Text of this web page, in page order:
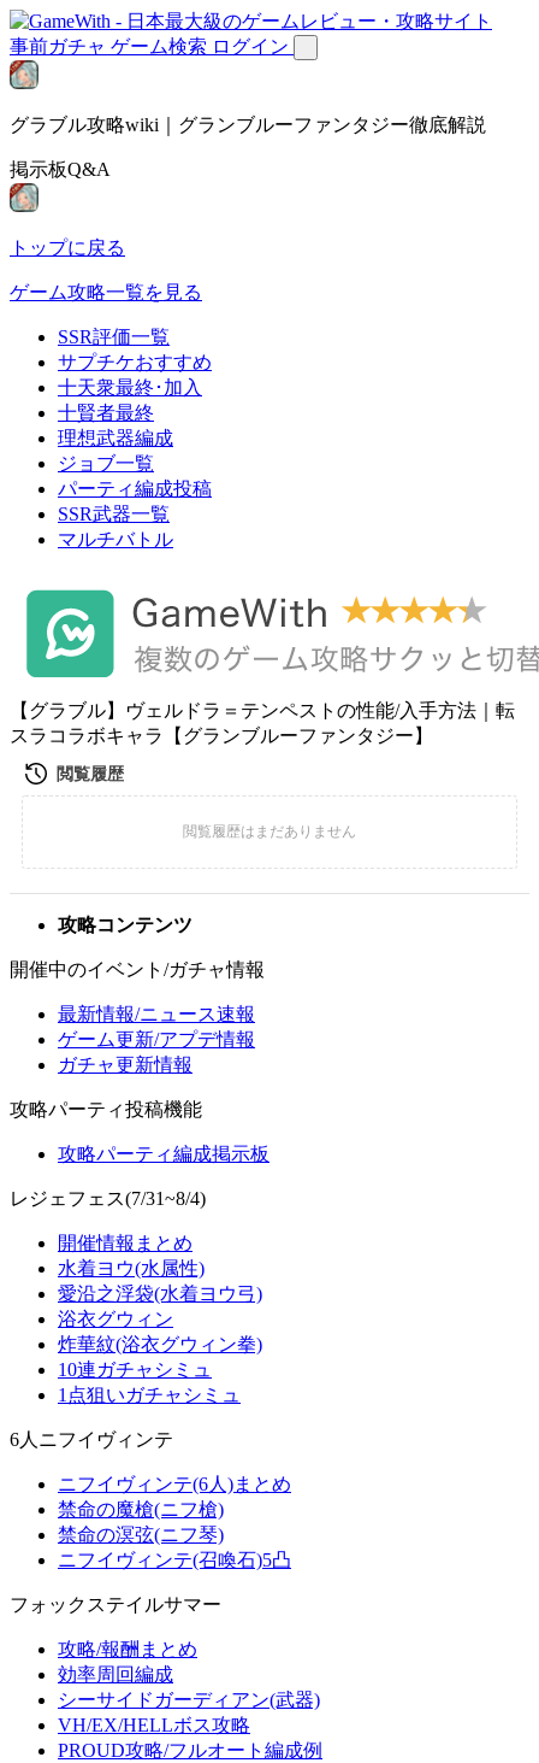
事前ガチャ ゲーム検索 ログイン
グラブル攻略wiki｜グランブルーファンタジー徹底解説
掲示板Q&A
トップに戻る
ゲーム攻略一覧を見る
SSR評価一覧
サプチケおすすめ
十天衆最終･加入
十賢者最終
理想武器編成
ジョブ一覧
パーティ編成投稿
SSR武器一覧
マルチバトル
【グラブル】ヴェルドラ＝テンペストの性能/入手方法｜転
スラコラボキャラ【グランブルーファンタジー】
攻略コンテンツ
開催中のイベント/ガチャ情報
最新情報/ニュース速報
ゲーム更新/アプデ情報
ガチャ更新情報
攻略パーティ投稿機能
攻略パーティ編成掲示板
レジェフェス(7/31~8/4)
開催情報まとめ
水着ヨウ(水属性)
愛沿之浮袋(水着ヨウ弓)
浴衣グウィン
炸華紋(浴衣グウィン拳)
10連ガチャシミュ
1点狙いガチャシミュ
6人ニフイヴィンテ
ニフイヴィンテ(6人)まとめ
禁命の魔槍(ニフ槍)
禁命の溟弦(ニフ琴)
ニフイヴィンテ(召喚石)5凸
フォックステイルサマー
攻略/報酬まとめ
効率周回編成
シーサイドガーディアン(武器)
VH/EX/HELLボス攻略
PROUD攻略/フルオート編成例